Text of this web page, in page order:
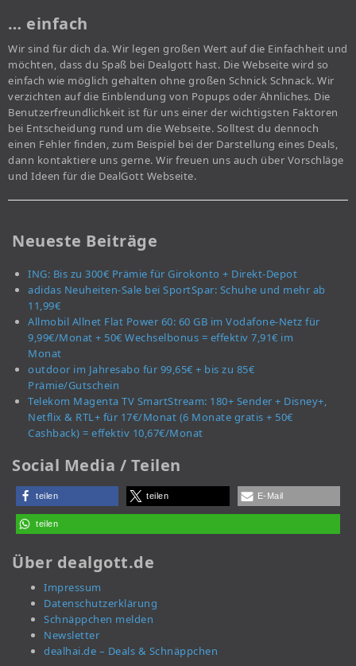
… einfach
Wir sind für dich da. Wir legen großen Wert auf die Einfachheit und
möchten, dass du Spaß bei Dealgott hast. Die Webseite wird so
einfach wie möglich gehalten ohne großen Schnick Schnack. Wir
verzichten auf die Einblendung von Popups oder Ähnliches. Die
Benutzerfreundlichkeit ist für uns einer der wichtigsten Faktoren
bei Entscheidung rund um die Webseite. Solltest du dennoch
einen Fehler finden, zum Beispiel bei der Darstellung eines Deals,
dann kontaktiere uns gerne. Wir freuen uns auch über Vorschläge
und Ideen für die DealGott Webseite.
Neueste Beiträge
ING: Bis zu 300€ Prämie für Girokonto + Direkt-Depot
adidas Neuheiten-Sale bei SportSpar: Schuhe und mehr ab
11,99€
Allmobil Allnet Flat Power 60: 60 GB im Vodafone-Netz für
9,99€/Monat + 50€ Wechselbonus = effektiv 7,91€ im
Monat
outdoor im Jahresabo für 99,65€ + bis zu 85€
Prämie/Gutschein
Telekom Magenta TV SmartStream: 180+ Sender + Disney+,
Netflix & RTL+ für 17€/Monat (6 Monate gratis + 50€
Cashback) = effektiv 10,67€/Monat
Social Media / Teilen
teilen teilen E-Mail
teilen
Über dealgott.de
Impressum
Datenschutzerklärung
Schnäppchen melden
Newsletter
dealhai.de – Deals & Schnäppchen